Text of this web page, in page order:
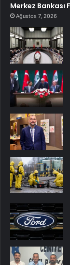
Merkez Bankası
Ağustos 7, 2026